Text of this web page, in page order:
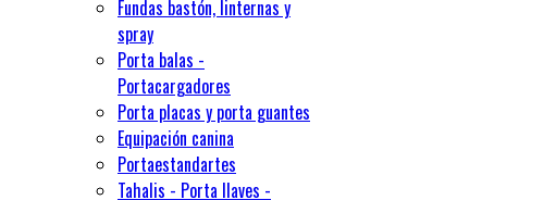
Fundas bastón, linternas y
spray
Porta balas -
Portacargadores
Porta placas y porta guantes
Equipación canina
Portaestandartes
Tahalis - Porta llaves -